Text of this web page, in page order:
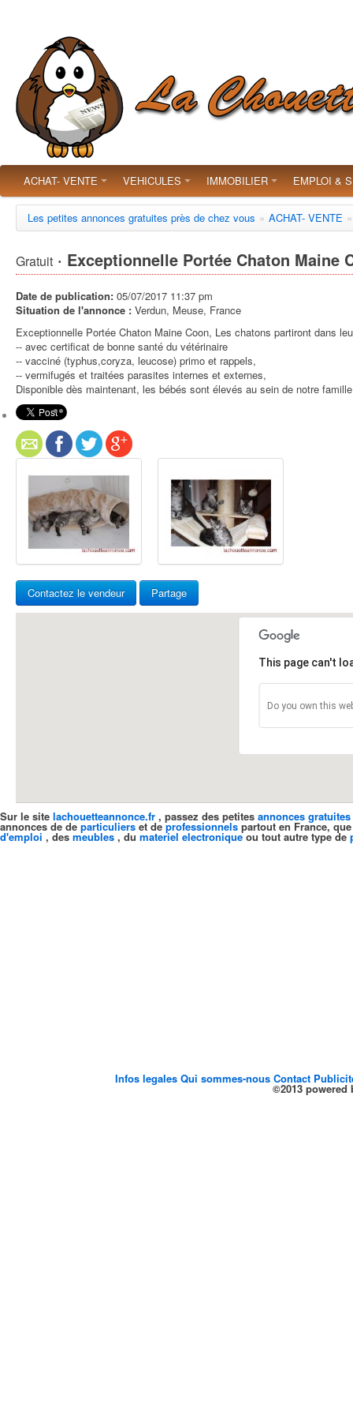
ACHAT- VENTE VEHICULES IMMOBILIER EMPLOI &
Les petites annonces gratuites près de chez vous » ACHAT- VENTE »
Gratuit · Exceptionnelle Portée Chaton Maine
Date de publication: 05/07/2017 11:37 pm
Situation de l'annonce : Verdun, Meuse, France
Exceptionnelle Portée Chaton Maine Coon, Les chatons partiront dans
-- avec certificat de bonne santé du vétérinaire
-- vacciné (typhus,coryza, leucose) primo et rappels,
-- vermifugés et traitées parasites internes et externes,
Disponible dès maintenant, les bébés sont élevés au sein de notre
Contactez le vendeur Partage
This page can't
Do you own this
Sur le site lachouetteannonce.fr , passez des petites annonces gratuites
annonces de de particuliers et deprofessionnels partout en France,
d'emploi , des meubles , du materiel electroniqueou tout autre type de
Infos legalesQui sommes-nousContact
©2013 powered